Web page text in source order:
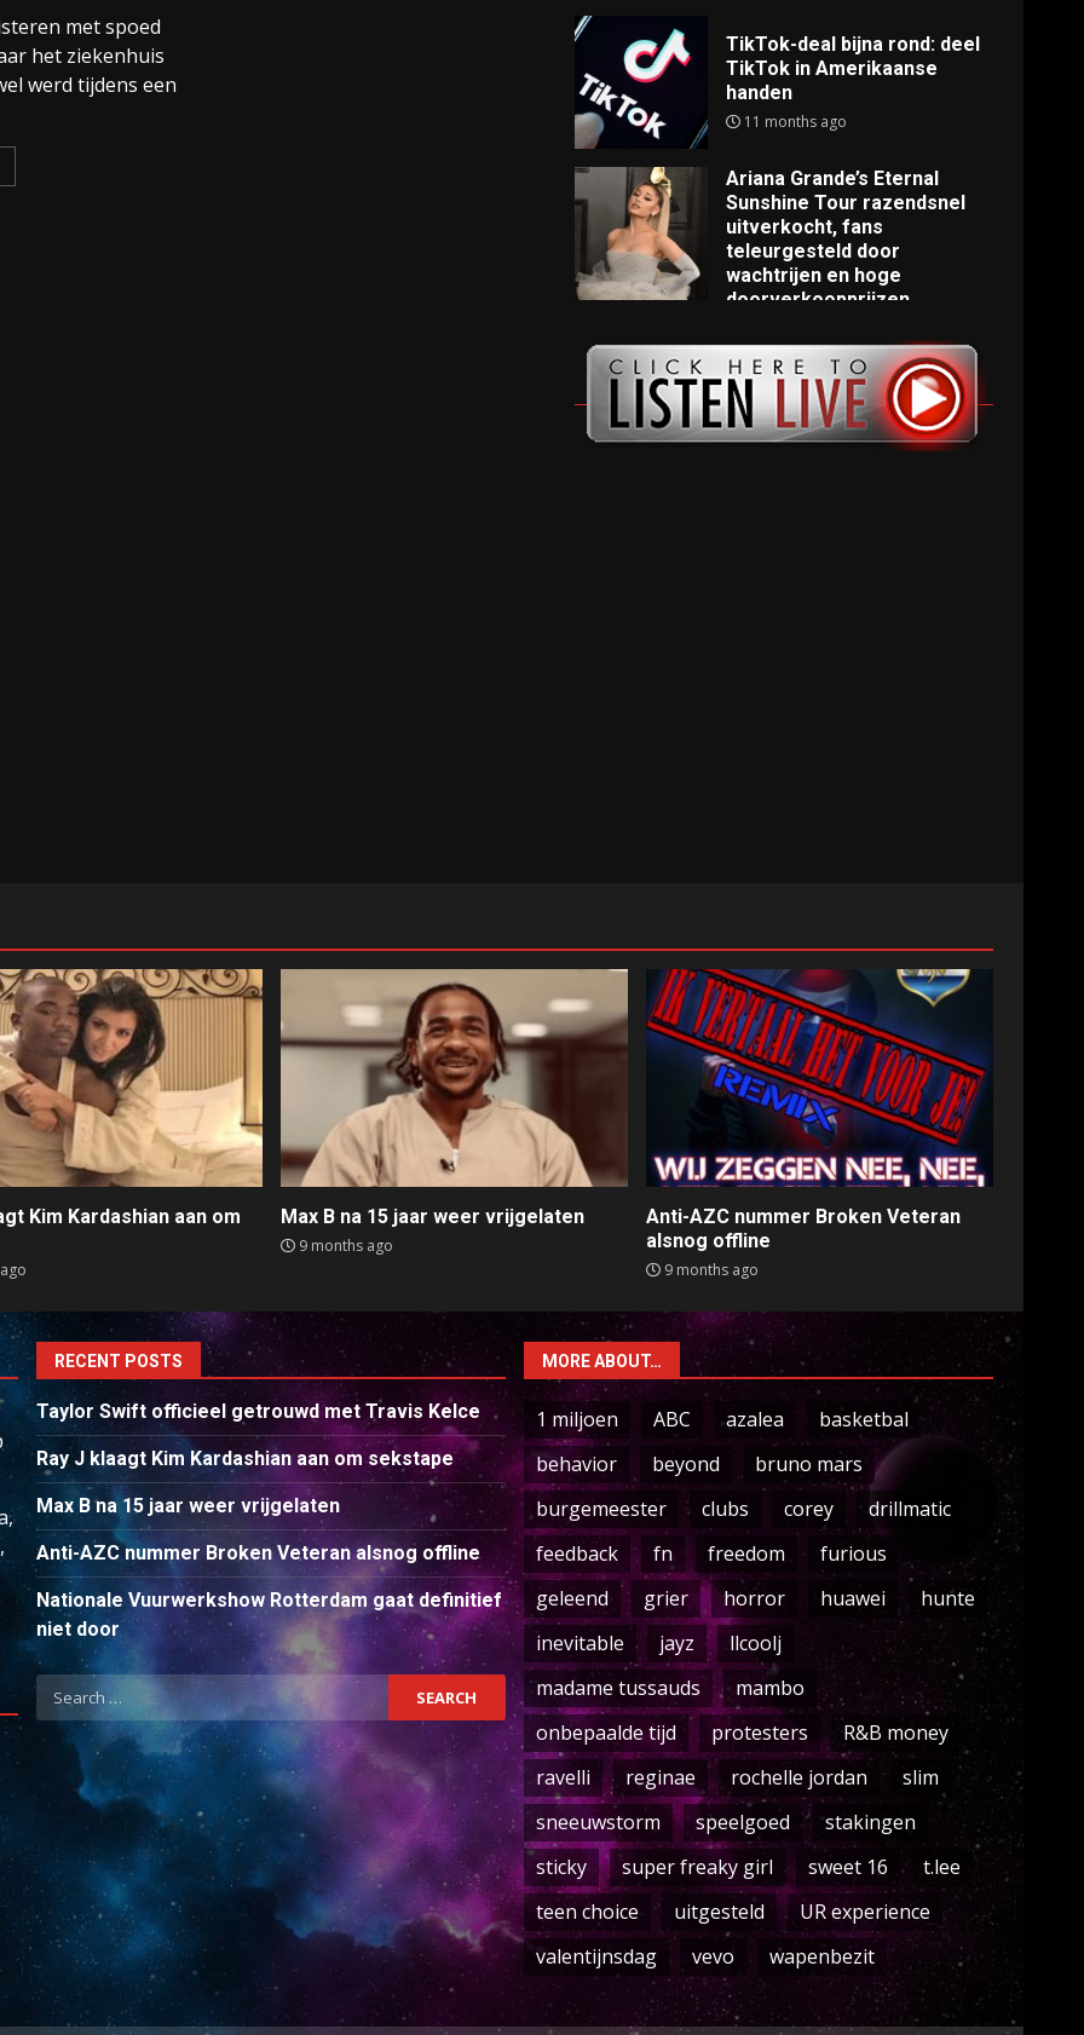
met spoed
het ziekenhuis
werd tijdens een
TikTok-deal bijna rond: deel
TikTok in Amerikaanse
handen
11 months ago
Ariana Grande’s Eternal
Sunshine Tour razendsnel
uitverkocht, fans
teleurgesteld door
wachtrijen en hoge
doorverkoopprijzen
Kim Kardashian aan om
Max B na 15 jaar weer vrijgelaten
9 months ago
Anti-AZC nummer Broken Veteran
alsnog offline
9 months ago
RECENT POSTS
Taylor Swift officieel getrouwd met Travis Kelce
Ray J klaagt Kim Kardashian aan om sekstape
Max B na 15 jaar weer vrijgelaten
Anti-AZC nummer Broken Veteran alsnog offline
Nationale Vuurwerkshow Rotterdam gaat definitief
niet door
Search
for:
MORE ABOUT…
1 miljoen ABC azalea
basketbal
behavior
beyond
bruno mars
burgemeester
clubs corey
drillmatic
feedback
fn freedom
furious
geleend
grier horror huawei
hunte
inevitable
jayz
llcoolj
madame tussauds
mambo
onbepaalde tijd
protesters
R&B money
ravelli
reginae rochelle jordan
slim
sneeuwstorm
speelgoed
stakingen
sticky
super freaky girl sweet 16
t.lee
teen choice
uitgesteld
UR experience
valentijnsdag
vevo wapenbezit